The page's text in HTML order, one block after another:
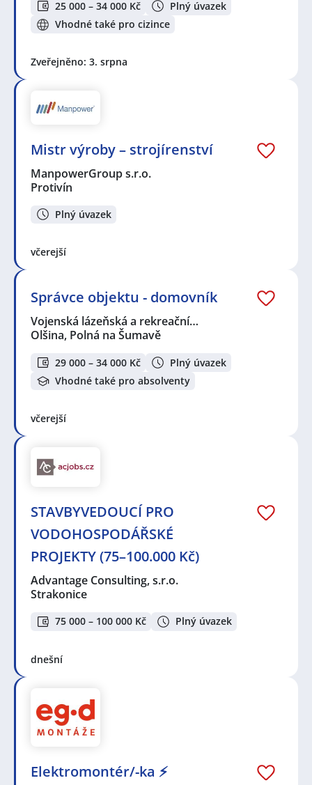
25 000 – 34 000 Kč
Plný úvazek
Vhodné také pro cizince
Zveřejněno: 3. srpna
Mistr výroby – strojírenství
ManpowerGroup s.r.o.
Protivín
Plný úvazek
včerejší
Správce objektu - domovník
Vojenská lázeňská a rekreační…
Olšina, Polná na Šumavě
29 000 – 34 000 Kč
Plný úvazek
Vhodné také pro absolventy
včerejší
STAVBYVEDOUCÍ PRO
VODOHOSPODÁŘSKÉ
PROJEKTY (75–100.000 Kč)
Advantage Consulting, s.r.o.
Strakonice
75 000 – 100 000 Kč Plný úvazek
dnešní
Elektromontér/-ka ⚡